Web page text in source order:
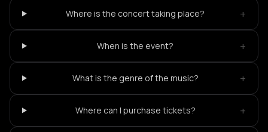
Where is the concert taking place? +
When is the event? +
What is the genre of the music? +
Where can I purchase tickets? +